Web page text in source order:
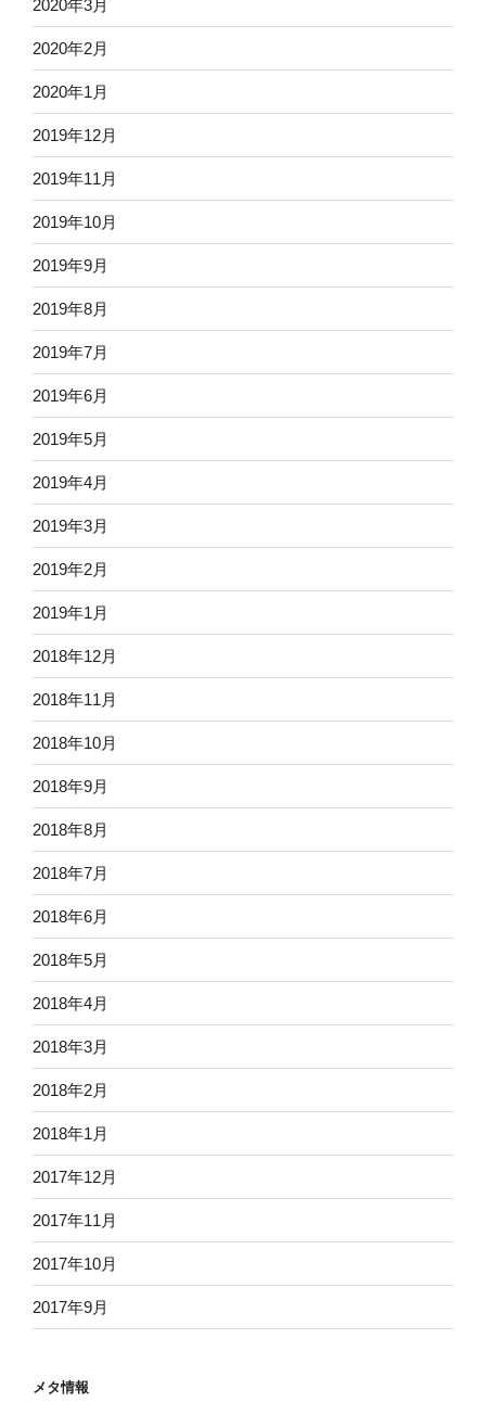
2020年3月
2020年2月
2020年1月
2019年12月
2019年11月
2019年10月
2019年9月
2019年8月
2019年7月
2019年6月
2019年5月
2019年4月
2019年3月
2019年2月
2019年1月
2018年12月
2018年11月
2018年10月
2018年9月
2018年8月
2018年7月
2018年6月
2018年5月
2018年4月
2018年3月
2018年2月
2018年1月
2017年12月
2017年11月
2017年10月
2017年9月
メタ情報